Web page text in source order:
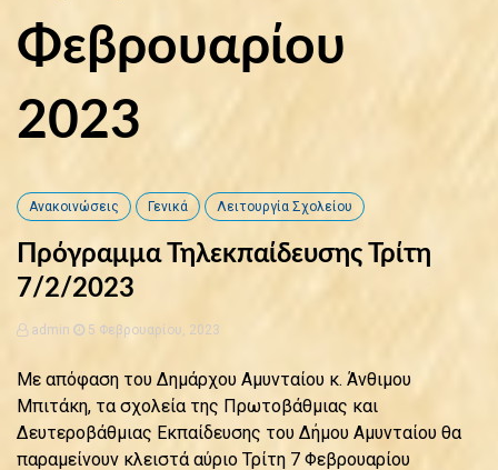
Φεβρουαρίου
2023
Ανακοινώσεις Γενικά Λειτουργία Σχολείου
Πρόγραμμα Τηλεκπαίδευσης Τρίτη
7/2/2023
admin 5 Φεβρουαρίου, 2023
Με απόφαση του Δημάρχου Αμυνταίου κ. Άνθιμου
Μπιτάκη, τα σχολεία της Πρωτοβάθμιας και
Δευτεροβάθμιας Εκπαίδευσης του Δήμου Αμυνταίου θα
παραμείνουν κλειστά αύριο Τρίτη 7 Φεβρουαρίου